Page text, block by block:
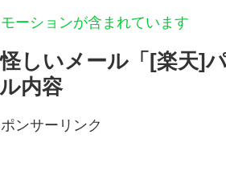
ーションが含まれています
しいメール「[楽天]
内容
ンサーリンク